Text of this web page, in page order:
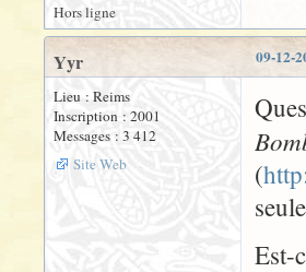
Hors ligne
09-12-
Yyr
Lieu : Reims
Inscription : 2001
Messages : 3 412
Site Web
(
Est-